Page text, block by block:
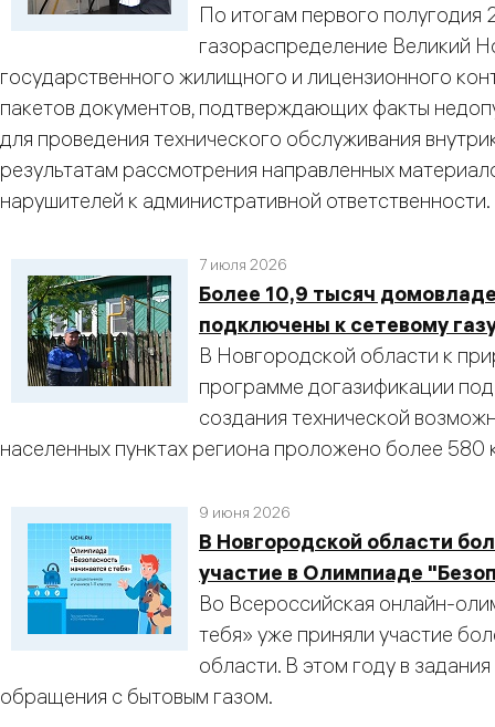
По итогам первого
газораспределение Великий
государственного жилищного и лицензионного
пакетов документов, подтверждающих факты
для проведения технического обслуживания
результатам рассмотрения направленных
нарушителей к административной ответственности.
7 июля 2026
Более 10,9 тысяч
подключены к сетевому
В Новгородской области к
программе догазификации
создания технической
населенных пунктах региона проложено более 580
9 июня 2026
В Новгородской области
участие в Олимпиаде
Во Всероссийская онлайн-
тебя» уже приняли участие
области. В этом году в
обращения с бытовым газом.